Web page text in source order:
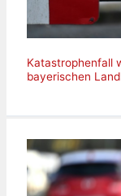
Katastrophenfall
bayerischen